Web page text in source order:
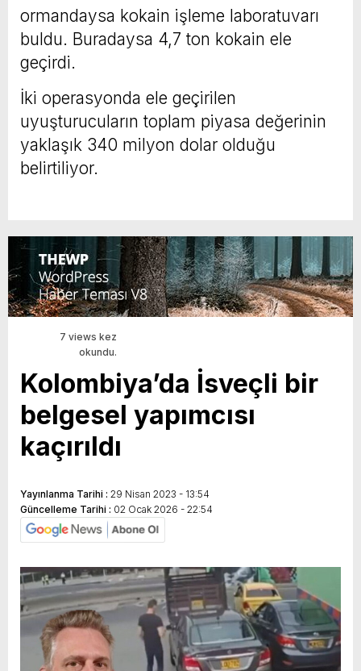
ormandaysa kokain işleme laboratuvarı
buldu. Buradaysa 4,7 ton kokain ele
geçirdi.
İki operasyonda ele geçirilen
uyuşturucuların toplam piyasa değerinin
yaklaşık 340 milyon dolar olduğu
belirtiliyor.
7 views kez
okundu.
Kolombiya’da İsveçli bir
belgesel yapımcısı
kaçırıldı
Yayınlanma Tarihi : 29 Nisan 2023 - 13:54
Güncelleme Tarihi : 02 Ocak 2026 - 22:54